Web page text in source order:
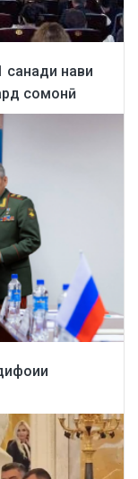
санади нави
сомонӣ